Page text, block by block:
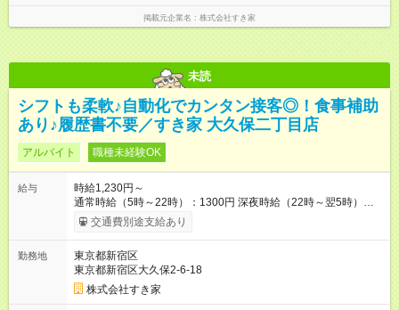
掲載元企業名 株式会社すき家
未読
シフトも柔軟♪自動化でカンタン接客◎！食事補助
あり♪履歴書不要／すき家 大久保二丁目店
アルバイト 職種未経験OK
給与
時給1,230円～
通常時給（5時～22時）：1300円 深夜時給（22時～翌5時）：
1625円 高校生時給：1230円 【特別手当】早朝手当（5：00-9：
00）時給+150円 【試用期間】試用期間あり 試用期間の長さ：1
30日（※条件変更なし）ですが、切り上げで一ヶ月とさせてい
ただきます。 研修制度あり：15時間(研修中も同時給）
交通費別途支給あり
勤務地
東京都新宿区
東京都新宿区大久保2-6-18
株式会社すき家